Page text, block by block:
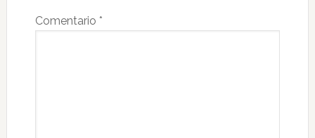
Comentario *